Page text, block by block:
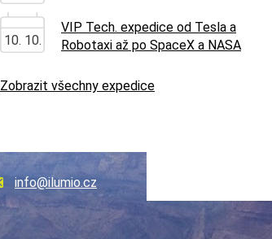
10. 10.
VIP Tech. expedice od Tesla a
Robotaxi až po SpaceX a NASA
Zobrazit všechny expedice
info@ilumio.cz